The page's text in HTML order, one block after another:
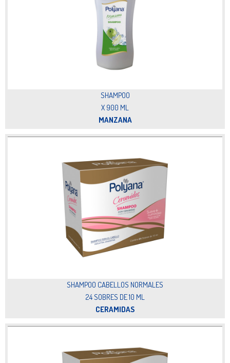
SHAMPOO
X 900 ML
MANZANA
SHAMPOO CABELLOS NORMALES
24 SOBRES DE 10 ML
CERAMIDAS